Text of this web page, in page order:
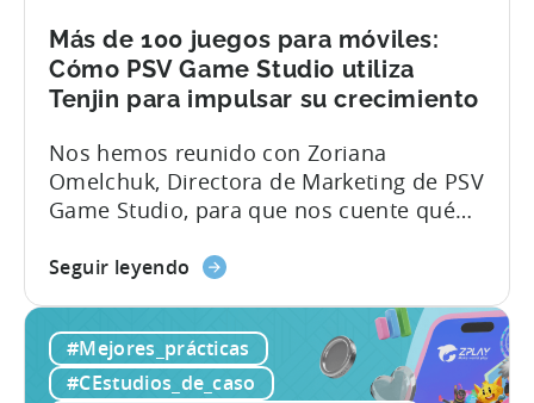
25%
en
6
meses
gracias
a
Tenjin
Más de 100 juegos para móviles:
Cómo PSV Game Studio utiliza
Tenjin para impulsar su crecimiento
Nos hemos reunido con Zoriana
Omelchuk, Directora de Marketing de PSV
Game Studio, para que nos cuente qué
entrevista, nos cuenta entre bastidores
para escalar más de 100 aplicaciones.
Aprenderás:1. Las métricas y KPI clave
que PSV...
Seguir leyendo acerca
100+
Mobile
#Mejores_prácticas
#CEstudios_de_caso